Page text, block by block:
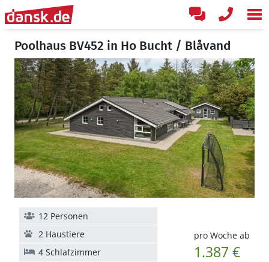
Poolhaus BV452 in Ho Bucht / Blåvand
pro Woche ab
1.387 €
12 Personen
2 Haustiere
4 Schlafzimmer